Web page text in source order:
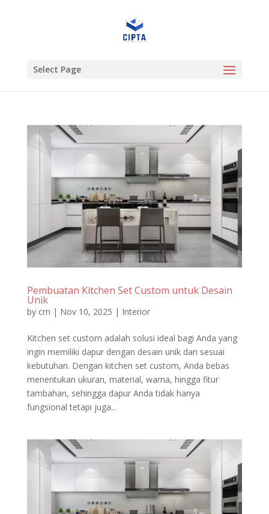
Select Page
Pembuatan Kitchen Set Custom untuk Desain
Unik
by crn | Nov 10, 2025 | Interior
Kitchen set custom adalah solusi ideal bagi Anda yang
ingin memiliki dapur dengan desain unik dan sesuai
kebutuhan. Dengan kitchen set custom, Anda bebas
menentukan ukuran, material, warna, hingga fitur
tambahan, sehingga dapur Anda tidak hanya
fungsional tetapi juga...